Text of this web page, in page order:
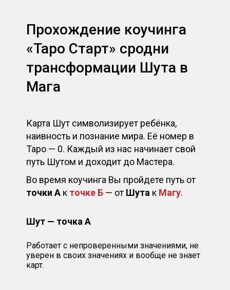
Прохождение коучинга
«Таро Старт» сродни
трансформации Шута в
Мага
Карта Шут символизирует ребёнка,
наивность и познание мира. Её номер в
Таро — 0. Каждый из нас начинает свой
путь Шутом и доходит до Мастера.
Во время коучинга Вы пройдете путь от
точки Ак точке Б— от Шута к Магу.
Шут — точка А
Работает с непроверенными значениями, не
уверен в своих значениях и вообще не знает
карт.